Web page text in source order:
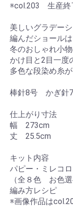
※col.203 生産終
美しいグラデー
編んだショールは
冬のおしゃれ小
かけ目と2目一度
多色な段染め糸
棒針8号 かぎ針
仕上がり寸法
幅 273cm
丈 25.5cm
キット内容
パピー・ミレコ
（全８色 お色選
編み方レシピ
※画像作品は